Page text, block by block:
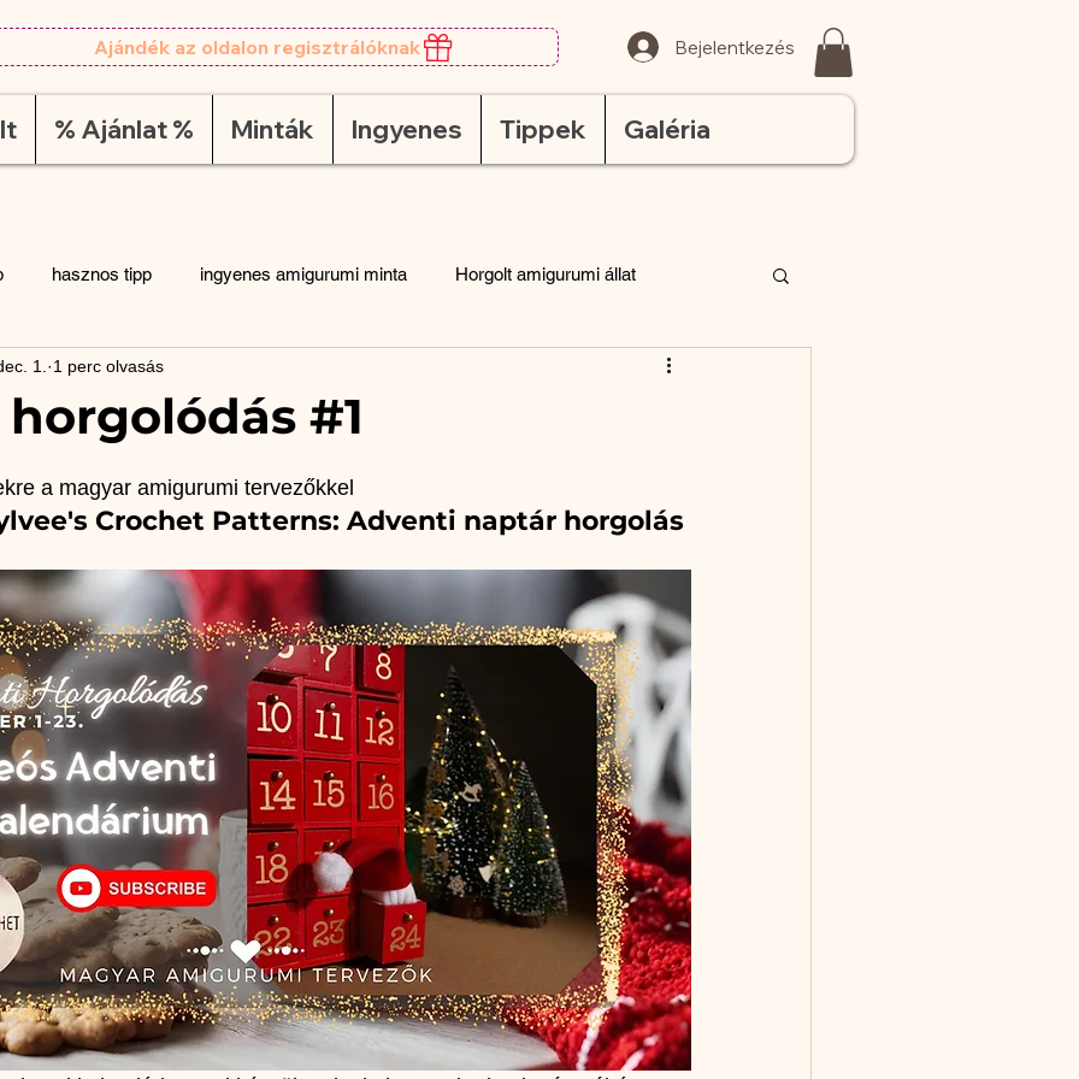
Ajándék az oldalon regisztrálóknak Bejelentkezés
% Ajánlat % Minták Ingyenes Tippek Galéria
hasznos tipp ingyenes amigurumi minta Horgolt amigurumi állat
tipp minta húsvét
#1
1. 1 perc olvasás
a magyar amigurumi tervezőkkel
Crochet Patterns: Adventi naptár horgolás